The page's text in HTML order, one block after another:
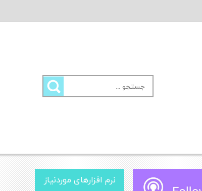
جستجو
برای:
نرم افزارهای موردنیاز